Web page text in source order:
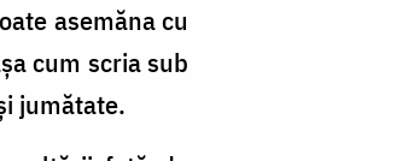
asemăna cu
cum scria sub
jumătate.